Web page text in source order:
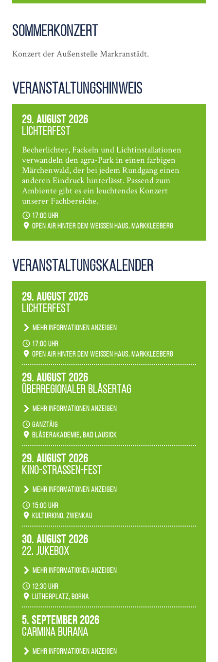
Sommer­konzert
Konzert der Außenstelle Markranstädt.
Veranstaltungshinweis
29. August 2026
Lichterfest
Becherlichter, Fackeln und Lichtinstallationen
verwandeln den agra-Park in einen farbigen
Märchenwald, der bei jedem Rundgang einen
anderen Eindruck hinterlässt. Passend zum
Ambiente gibt es ein leuchtendes Konzert
unserer Fachbereiche.
17:00 Uhr
Open Air hinter dem weißen Haus, Markkleeberg
Veranstaltungs­kalender
29. August 2026
Lichterfest
Mehr Informationen anzeigen
Becherlichter, Fackeln und Lichtinstallationen
verwandeln den agra-Park in einen farbigen
Märchenwald, der bei jedem Rundgang einen
Ambiente gibt es ein leuchtendes Konzert
unserer Fachbereiche.
17:00 Uhr
Open Air hinter dem weißen Haus, Markkleeberg
29. August 2026
Überregionaler Bläsertag
Mehr Informationen anzeigen
Teilnahme der Bläserklassen.
ganztäig
Bläserakademie, Bad Lausick
29. August 2026
Kino-Straßen-Fest
Mehr Informationen anzeigen
Konzert unserer Zwenkauer Schüler und
Schülerinnen zum Fest des Kulturkinos.
15:00 Uhr
Kulturkino, Zwenkau
30. August 2026
22. Jukebox
Mehr Informationen anzeigen
Anlässlicher der 775-Jahrfeier der Stadt Borna
spielen wir noch einmal unser aktuelles
Jukeboxprogramm zum Stadtfest.
12:30 Uhr
Lutherplatz, Borna
5. September 2026
Carmina Burana
Mehr Informationen anzeigen